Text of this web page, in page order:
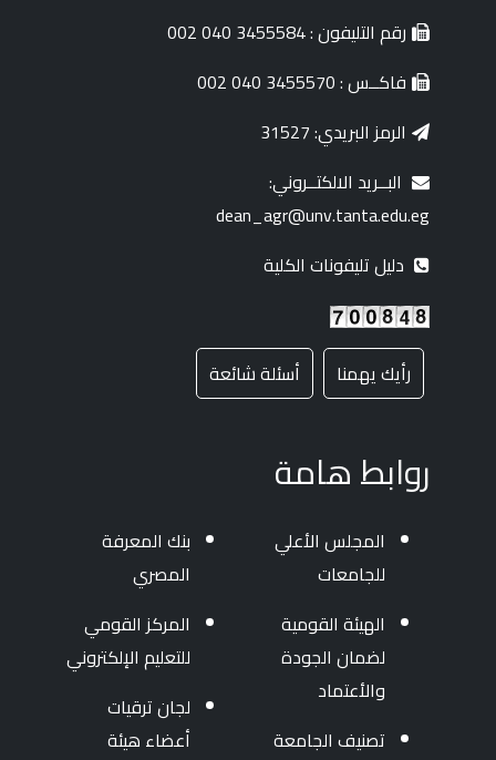
رقم التليفون : 3455584 040 002
فاكــس : 3455570 040 002
الرمز البريدي: 31527
البــريد الالكتــروني:
dean_agr@unv.tanta.edu.eg
دليل تليفونات الكلية
رأيك يهمنا أسئلة شائعة
روابط هامة
المجلس الأعلي
للجامعات
الهيئة القومية
لضمان الجودة
والأعتماد
تصنيف الجامعة
بنك المعرفة
المصري
المركز القومي
للتعليم الإلكتروني
لجان ترقيات
أعضاء هيئة